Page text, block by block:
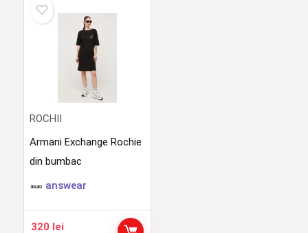
ROCHII
Armani Exchange Rochie
din bumbac
answear
320 lei